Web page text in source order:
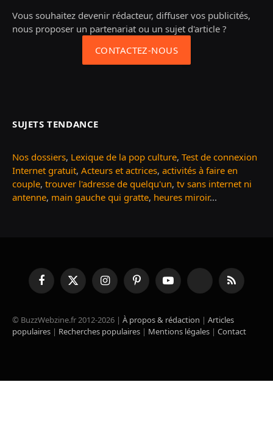
Vous souhaitez devenir rédacteur, diffuser vos publicités,
nous proposer un partenariat ou un sujet d'article ?
CONTACTEZ-NOUS
SUJETS TENDANCE
Nos dossiers, Lexique de la pop culture, Test de connexion
Internet gratuit, Acteurs et actrices, activités à faire en
couple, trouver l'adresse de quelqu'un, tv sans internet ni
antenne, main gauche qui gratte, heures miroir...
FacebookX
(Twitter)
InstagramPinterestYouTube TikTok RSS
© BuzzWebzine.fr 2012-2026 | À propos & rédaction | Articles
populaires | Recherches populaires | Mentions légales | Contact